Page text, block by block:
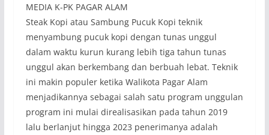
MEDIA K-PK PAGAR ALAM
Steak Kopi atau Sambung Pucuk Kopi teknik
menyambung pucuk kopi dengan tunas unggul
dalam waktu kurun kurang lebih tiga tahun tunas
unggul akan berkembang dan berbuah lebat. Teknik
ini makin populer ketika Walikota Pagar Alam
menjadikannya sebagai salah satu program unggulan
program ini mulai direalisasikan pada tahun 2019
lalu berlanjut hingga 2023 penerimanya adalah